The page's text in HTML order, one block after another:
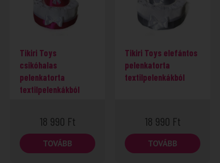
Tikiri Toys
csikóhalas
pelenkatorta
textilpelenkákból
18 990 Ft
TOVÁBB
Tikiri Toys elefántos
pelenkatorta
textilpelenkákból
18 990 Ft
TOVÁBB